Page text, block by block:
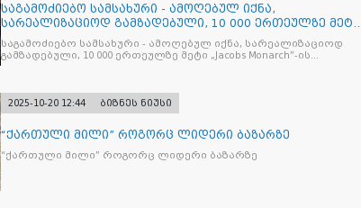
საგამოძიებო სამსახური - ამოღებულ იქნა,
სარეალიზაციოდ გამზადებული, 10 000 ერთეულზე მეტი
„Jacobs Monar
საგამოძიებო სამსახური - ამოღებულ იქნა, სარეალიზაციოდ
გამზადებული, 10 000 ერთეულზე მეტი „Jacobs Monarch”-ის
2025-10-20 12:44
ბიზნეს ნიუსი
“ქართული მილი” როგორც ლიდერი ბაზარზე
“ქართული მილი” როგორც ლიდერი ბაზარზე